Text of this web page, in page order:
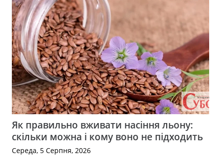
Як правильно вживати насіння льону:
скільки можна і кому воно не підходить
Середа, 5 Серпня, 2026